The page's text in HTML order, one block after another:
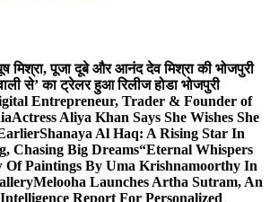
मिश्रा, पूजा दूबे और आनंद देव मिश्रा की भोजपुरी
से’ का ट्रेलर हुआ रिलीज होडा भोजपुरी
Entrepreneur, Trader & Founder of
Actress Aliya Khan Says She Wishes She
Shanaya Al Haq: A Rising Star In
Chasing Big Dreams“Eternal Whispers
Of Paintings By Uma Krishnamoorthy In
Melooha Launches Artha Sutram, An
Report For Personalized